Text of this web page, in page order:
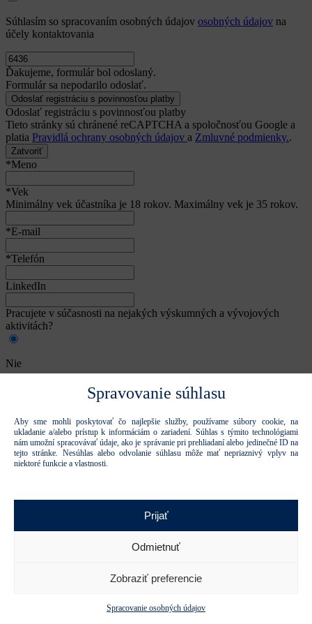
Spravovanie súhlasu
Aby sme mohli poskytovať čo najlepšie služby, používame súbory cookie, na
ukladanie a/alebo prístup k informáciám o zariadení. Súhlas s týmito technológiami
nám umožní spracovávať údaje, ako je správanie pri prehliadaní alebo jedinečné ID na
tejto stránke. Nesúhlas alebo odvolanie súhlasu môže mať nepriaznivý vplyv na
niektoré funkcie a vlastnosti.
Prijať
Odmietnuť
Zobraziť preferencie
Spracovanie osobných údajov
Súhlasím so spracovaním osobných údajov osobných údajov na
účely kontaktovania
Ďakujeme, formulár bol odoslaný.
Formulár sa nepodarilo odoslať.
Odoslať registráciu s povinnosťou platby
Tieto stránky sú chránené reCAPTCHA a spoločnosťou Google a
platia Pravidlá ochrany osobných údajov a Zmluvné podmienky..
Zatvoriť
*Meno
*Vek
Minimálny vek účastníka je 18 rokov. Maximálny vek je 35 rokov.
*E-mail
*Telefón
LinkedIn
Pracujete v súčasnosti na nejakých výskumných a vývojových
aktivitách?
Nie
Kategórie